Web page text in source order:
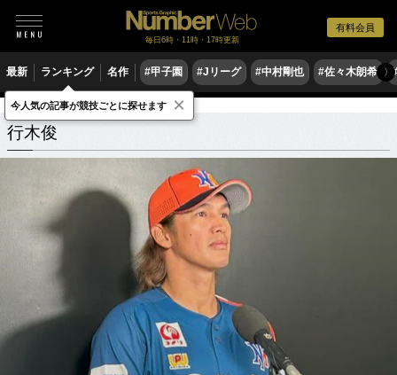
有料会員
毎日6時・11時・17時更新
最新 ランキング 名作 #甲子園 #Jリーグ #中村剛也 #佐々木朗希 〉
行木俊 関連記事
行木俊
今人気の記事が競技ごとに探せます ×